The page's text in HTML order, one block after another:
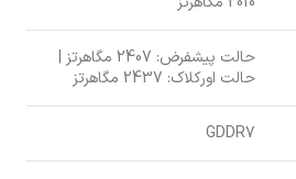
حالت پیشفرض: 2407 مگاهرتز |
حالت اورکلاک: 2437 مگاهرتز
GDDR7